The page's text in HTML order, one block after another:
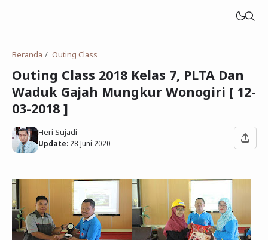
Beranda Outing Class
Outing Class 2018 Kelas 7, PLTA Dan
Waduk Gajah Mungkur Wonogiri [ 12-
03-2018 ]
Heri Sujadi
Update: 28 Juni 2020